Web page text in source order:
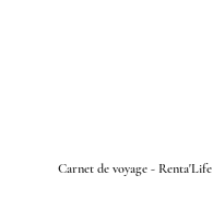
Carnet de voyage - Renta'Life